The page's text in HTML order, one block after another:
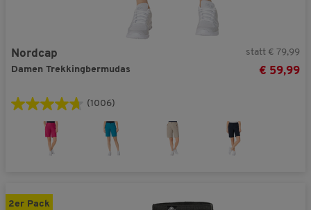
Nordcap
Damen Trekkingbermudas
statt € 79,99
€ 59,99
(1006)
2er Pack